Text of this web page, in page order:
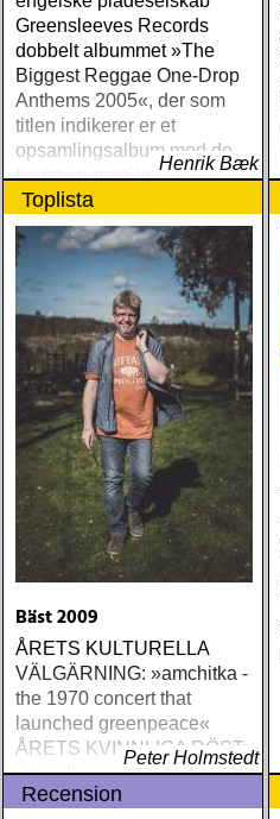
Greensleeves Records
dobbelt albummet »The
Biggest Reggae One-Drop
Anthems 2005«, der som
titlen indikerer er et
opsamlingsalbum med de
bedste numre indenfor den
populære reggaestil kaldet
one-drop
Henrik Bæk
Toplista
Bäst 2009
ÅRETS KULTURELLA
VÄLGÄRNING: »amchitka -
the 1970 concert that
launched greenpeace«
ÅRETS KVINNLIGA RÖST:
amy allison : sheffield
streets (urban myth)
Peter Holmstedt
Recension